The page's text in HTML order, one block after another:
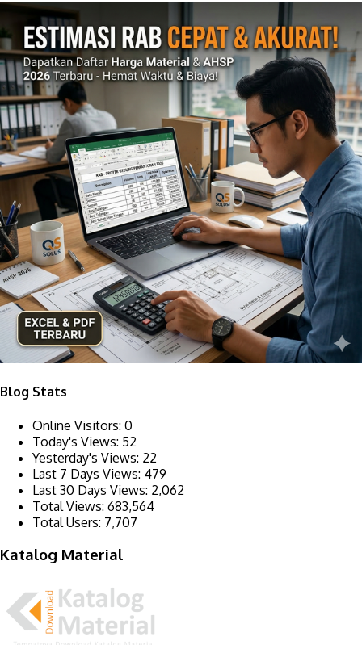
Blog Stats
Online Visitors: 0
Today's Views: 52
Yesterday's Views: 22
Last 7 Days Views: 479
Last 30 Days Views: 2,062
Total Views: 683,564
Total Users: 7,707
Katalog Material